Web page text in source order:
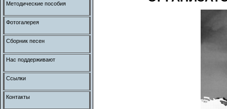
Методические пособия
Фотогалерея
Сборник песен
Нас поддерживают
Ссылки
Контакты